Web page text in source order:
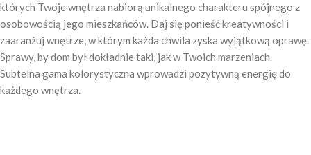
których Twoje wnętrza nabiorą unikalnego charakteru spójnego z
osobowością jego mieszkańców. Daj się ponieść kreatywności i
zaaranżuj wnętrze, w którym każda chwila zyska wyjątkową oprawę.
Sprawy, by dom był dokładnie taki, jak w Twoich marzeniach.
Subtelna gama kolorystyczna wprowadzi pozytywną energię do
każdego wnętrza.